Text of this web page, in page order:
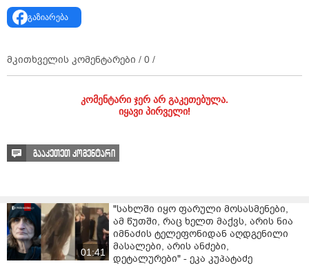
ცნობილი დიზაინერი კაბის ღირებულება 5,990
შესაძენად მიუწვდომელია.
გაზიარება
მკითხველის კომენტარები / 0 /
კომენტარი ჯერ არ გაკეთებულა.
იყავი პირველი!
გააკეთეთ კომენტარი
01:41
"სახლში იყო ფარული მოსასმენები,
ამ წუთში, რაც ხელთ მაქვს, არის ნია
იმნაძის ტელეფონიდან აღდგენილი
მასალები, არის ანძები,
დეტალურები" - ეკა კუპატაძე